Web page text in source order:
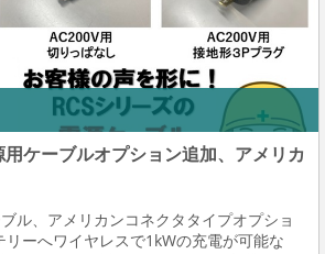
用ケーブルオプション追加、アメリカ
ル、アメリカンコネクタタイプオプショ
リーへワイヤレスで1kWの充電が可能な